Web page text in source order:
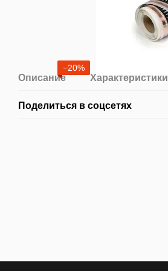
−20%
Описание Характеристики
Поделиться в соцсетях